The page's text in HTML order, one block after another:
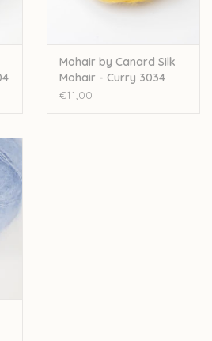
op kwaliteit en het diervriendelijk en
hun garens.
silk
afwijken van de werkelijke kleur.
Mohair by Canard Silk
Mohair - Curry 3034
€11,00